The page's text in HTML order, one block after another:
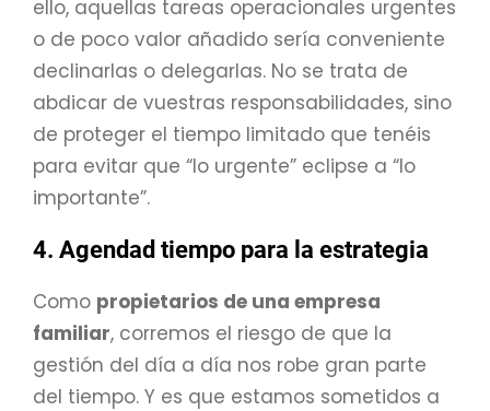
ello, aquellas tareas operacionales urgentes
o de poco valor añadido sería conveniente
declinarlas o delegarlas. No se trata de
abdicar de vuestras responsabilidades, sino
de proteger el tiempo limitado que tenéis
para evitar que “lo urgente” eclipse a “lo
importante”.
4. Agendad tiempo para la estrategia
Como propietarios de una empresa
familiar, corremos el riesgo de que la
gestión del día a día nos robe gran parte
del tiempo. Y es que estamos sometidos a